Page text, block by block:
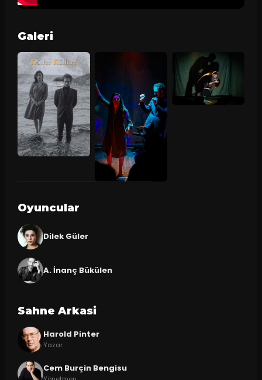
Galeri
Oyuncular
Dilek Güler
A. İnanç Bükülen
Sahne Arkasi
Harold Pinter
Yazar
Cem Burçin Bengisu